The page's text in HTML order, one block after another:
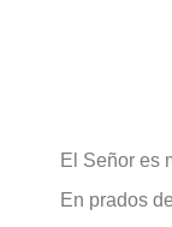
El Señor es
En prados